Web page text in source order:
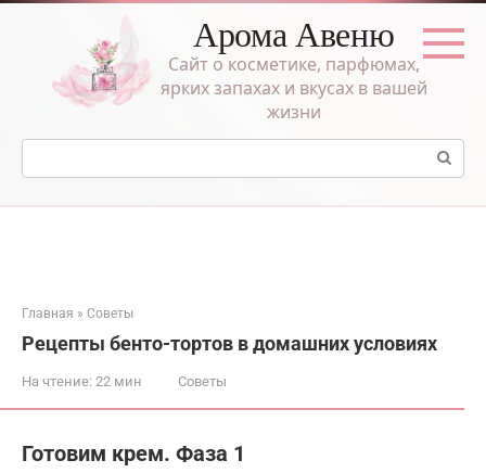
Перейти
Арома Авеню
Сайт о косметике, парфюмах,
ярких запахах и вкусах в вашей
жизни
Поиск:
Главная » Советы
Рецепты бенто-тортов в домашних условиях
На чтение: 22 мин Советы
Готовим крем. Фаза 1